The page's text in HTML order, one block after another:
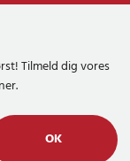
Tilmeld dig vores
OK